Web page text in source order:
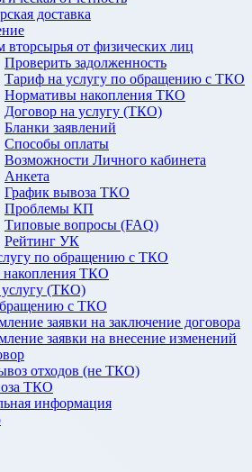
доставка
вторсырья от физических лиц
Проверить задолженность
Тариф на услугу по обращению с ТКО
Нормативы накопления ТКО
Договор на услугу (ТКО)
Бланки заявлений
Способы оплаты
Возможности Личного кабинета
Анкета
График вывоза ТКО
Проблемы КП
Типовые вопросы (FAQ)
Рейтинг УК
по обращению с ТКО
ТКО
услугу (ТКО)
с ТКО
заявки на заключение договора
заявки на внесение изменений
отходов (не ТКО)
ТКО
информация